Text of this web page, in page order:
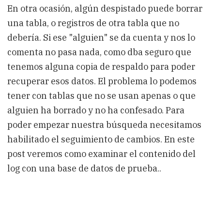
En otra ocasión, algún despistado puede borrar
una tabla, o registros de otra tabla que no
debería. Si ese "alguien" se da cuenta y nos lo
comenta no pasa nada, como dba seguro que
tenemos alguna copia de respaldo para poder
recuperar esos datos. El problema lo podemos
tener con tablas que no se usan apenas o que
alguien ha borrado y no ha confesado. Para
poder empezar nuestra búsqueda necesitamos
habilitado el seguimiento de cambios. En este
post veremos como examinar el contenido del
log con una base de datos de prueba..